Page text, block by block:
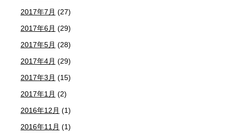
2017年7月 (27)
2017年6月 (29)
2017年5月 (28)
2017年4月 (29)
2017年3月 (15)
2017年1月 (2)
2016年12月 (1)
2016年11月 (1)